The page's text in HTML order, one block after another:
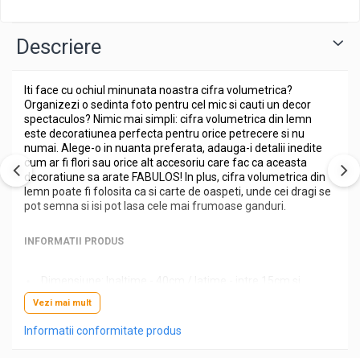
Descriere
Iti face cu ochiul minunata noastra cifra volumetrica?
Organizezi o sedinta foto pentru cel mic si cauti un decor
spectaculos? Nimic mai simpli: cifra volumetrica din lemn
este decoratiunea perfecta pentru orice petrecere si nu
numai. Alege-o in nuanta preferata, adauga-i detalii inedite
cum ar fi flori sau orice alt accesoriu care fac ca aceasta
decoratiune sa arate FABULOS! In plus, cifra volumetrica din
lemn poate fi folosita ca si carte de oaspeti, unde cei dragi se
pot semna si isi pot lasa cele mai frumoase ganduri.
INFORMATII PRODUS
30cm, in functie de fiecare litera ;
Materiale folosite: Lemn, lac, bait, vopsea pe baza de
apa, adeziv pentru lemn ;
Vezi mai mult
Informatii conformitate produs